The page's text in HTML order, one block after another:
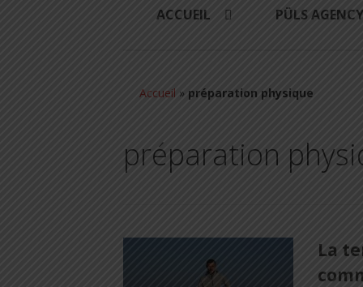
ACCUEIL PÜLS AGENCY
Accueil » préparation physique
préparation
La